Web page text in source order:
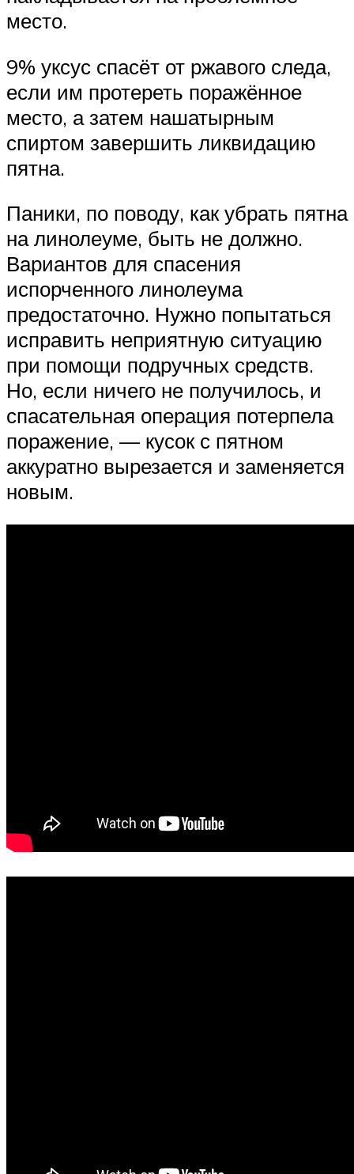
место.
9% уксус спасёт от ржавого следа,
если им протереть поражённое
место, а затем нашатырным
спиртом завершить ликвидацию
пятна.
Паники, по поводу, как убрать пятна
на линолеуме, быть не должно.
Вариантов для спасения
испорченного линолеума
предостаточно. Нужно попытаться
исправить неприятную ситуацию
при помощи подручных средств.
Но, если ничего не получилось, и
спасательная операция потерпела
поражение, — кусок с пятном
аккуратно вырезается и заменяется
новым.